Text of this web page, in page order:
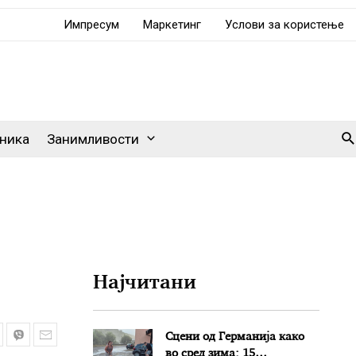
Импресум Маркетинг Услови за користење
Занимливости
Најчитани
Сцени од Германија како
во сред зима: 15